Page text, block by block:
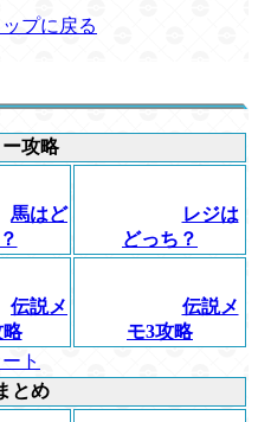
プに戻る
攻略
馬はど
レジは
どっち？
伝説メ
略
伝説メ
モ3攻略
ト
とめ